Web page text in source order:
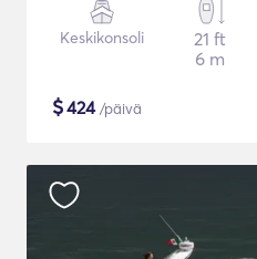
Keskikonsoli
21 ft
6 m
$424/päivä